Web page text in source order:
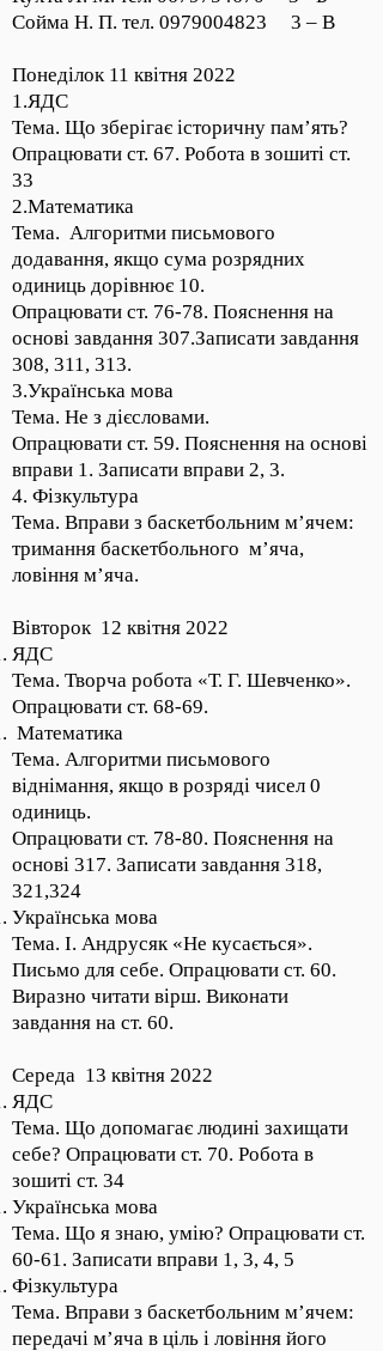
Сойма Н. П. тел. 0979004823 3 – В
Понеділок 11 квітня 2022
1.ЯДС
Тема. Що зберігає історичну пам’ять?
Опрацювати ст. 67. Робота в зошиті ст.
33
2.Математика
Тема. Алгоритми письмового
додавання, якщо сума розрядних
одиниць дорівнює 10.
Опрацювати ст. 76-78. Пояснення на
основі завдання 307.Записати завдання
308, 311, 313.
3.Українська мова
Тема. Не з дієсловами.
Опрацювати ст. 59. Пояснення на основі
вправи 1. Записати вправи 2, 3.
4. Фізкультура
Тема. Вправи з баскетбольним м’ячем:
тримання баскетбольного м’яча,
ловіння м’яча.
Вівторок 12 квітня 2022
ЯДС
Тема. Творча робота «Т. Г. Шевченко».
Опрацювати ст. 68-69.
Математика
Тема. Алгоритми письмового
віднімання, якщо в розряді чисел 0
одиниць.
Опрацювати ст. 78-80. Пояснення на
основі 317. Записати завдання 318,
321,324
Українська мова
Тема. І. Андрусяк «Не кусається».
Письмо для себе. Опрацювати ст. 60.
Виразно читати вірш. Виконати
завдання на ст. 60.
Середа 13 квітня 2022
ЯДС
Тема. Що допомагає людині захищати
себе? Опрацювати ст. 70. Робота в
зошиті ст. 34
Українська мова
Тема. Що я знаю, умію? Опрацювати ст.
60-61. Записати вправи 1, 3, 4, 5
Фізкультура
Тема. Вправи з баскетбольним м’ячем:
передачі м’яча в ціль і ловіння його